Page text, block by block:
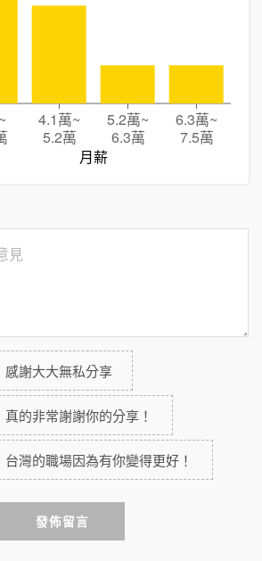
~
4.1萬~
5.2萬
5.2萬~
6.3萬
6.3萬~
7.5萬
月薪
感謝大大無私分享
真的非常謝謝你的分享！
台灣的職場因為有你變得更好！
發佈留言